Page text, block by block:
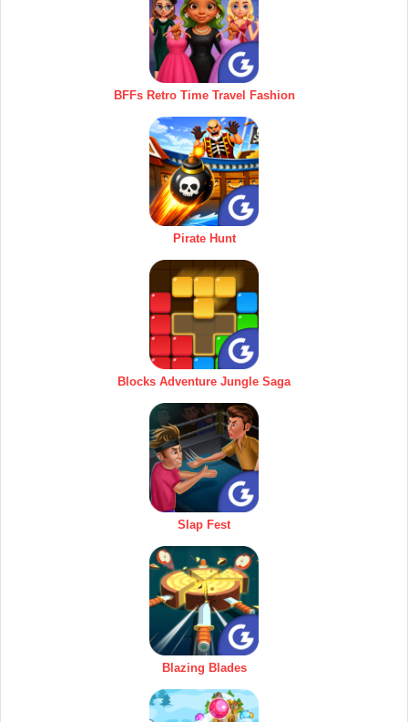
BFFs Retro Time Travel Fashion
Pirate Hunt
Blocks Adventure Jungle Saga
Slap Fest
Blazing Blades